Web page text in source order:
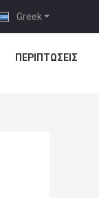
Greek
ΠΕΡΙΠΤΏΣΕΙΣ